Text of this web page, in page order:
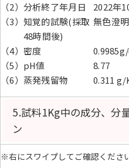
（2）分析終了年月日
2022年
（3）知覚的試験(採取
48時間後)
無色澄
（4）密度
（5）pH値
8.77
（6）蒸発残留物
0.311 g/
5.試料1Kg中の成分、分
ン
※右にスワイプしてご確認くださ